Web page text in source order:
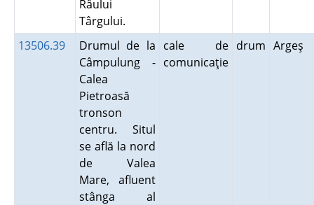
Râului
Târgului.
13506.39
Drumul de la
Câmpulung -
Calea
Pietroasă
tronson
centru. Situl
se află la nord
de Valea
Mare, afluent
stânga al
cale de
comunicaţie
drum Argeş